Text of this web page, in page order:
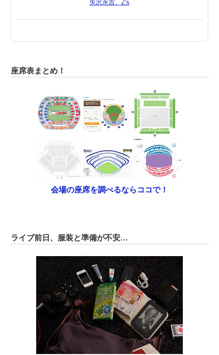
矢沢永吉、Z's
座席表まとめ！
会場の座席を調べるならココで！
ライブ前日、服装と準備が不安…